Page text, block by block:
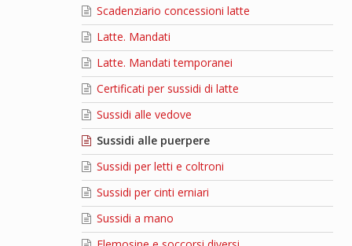
Scadenziario concessioni latte
Latte. Mandati
Latte. Mandati temporanei
Certificati per sussidi di latte
Sussidi alle vedove
Sussidi alle puerpere
Sussidi per letti e coltroni
Sussidi per cinti erniari
Sussidi a mano